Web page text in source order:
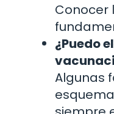
Conocer
¿Puedo
Algunas